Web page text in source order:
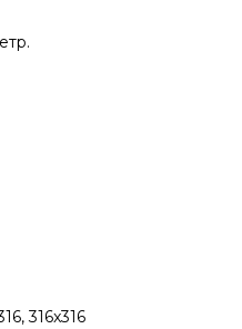
316x316